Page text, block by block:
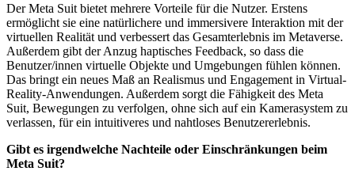
Der Meta Suit bietet mehrere Vorteile für die Nutzer. Erstens
ermöglicht sie eine natürlichere und immersivere Interaktion mit der
virtuellen Realität und verbessert das Gesamterlebnis im Metaverse.
Außerdem gibt der Anzug haptisches Feedback, so dass die
Benutzer/innen virtuelle Objekte und Umgebungen fühlen können.
Das bringt ein neues Maß an Realismus und Engagement in Virtual-
Reality-Anwendungen. Außerdem sorgt die Fähigkeit des Meta
Suit, Bewegungen zu verfolgen, ohne sich auf ein Kamerasystem zu
verlassen, für ein intuitiveres und nahtloses Benutzererlebnis.
Gibt es irgendwelche Nachteile oder Einschränkungen beim
Meta Suit?